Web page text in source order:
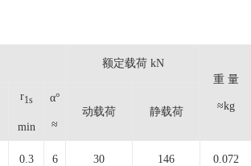
额定载荷 kN
重 量
≈kg
r1s
min
α°
≈
动载荷 静载荷
0.3 6 30 146 0.072